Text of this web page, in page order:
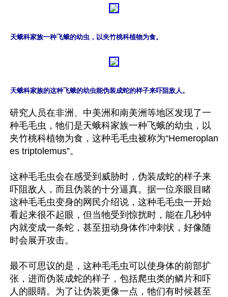
天蛾科家族一种飞蛾的幼虫，以夹竹桃科植物为食。
天蛾科家族的这种飞蛾的幼虫能伪装成蛇的样子来吓阻敌人。
研究人员在非洲、中美洲和南美洲等地区发现了一
种毛毛虫，牠们是天蛾科家族一种飞蛾的幼虫，以
夹竹桃科植物为食，这种毛毛虫被称为“Hemeroplan
es triptolemus”。
这种毛毛虫会在感受到威胁时，伪装成蛇的样子来
吓阻敌人，而且伪装的十分逼真。据一位亲眼目睹
这种毛毛虫变身的网民介绍说，这种毛毛虫一开始
看起来很不起眼，但当牠受到惊扰时，能在几秒钟
内就变成一条蛇，甚至扭动身体作冲刺状，好像随
时会展开攻击。
最不可思议的是，这种毛毛虫可以使身体的前部扩
张，进而伪装成蛇的样子，包括爬虫类的鳞片和吓
人的眼睛。为了让伪装更像一点，牠们有时候甚至